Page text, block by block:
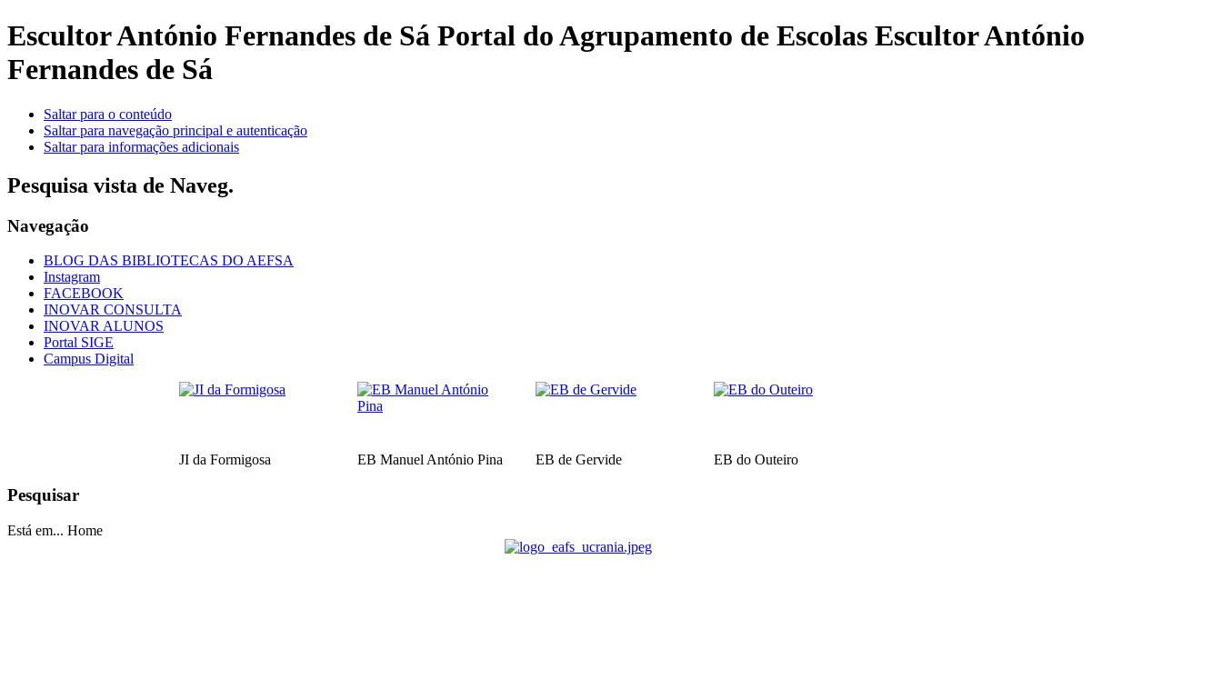
Escultor António Fernandes de Sá Portal do Agrupamento de Escolas Escultor António
Fernandes de Sá
Saltar para o conteúdo
Saltar para navegação principal e autenticação
Saltar para informações adicionais
Pesquisa vista de Naveg.
Navegação
BLOG DAS BIBLIOTECAS DO AEFSA
Instagram
FACEBOOK
INOVAR CONSULTA
INOVAR ALUNOS
Portal SIGE
Campus Digital
JI da Formigosa EB Manuel António Pina EB de Gervide EB do Outeiro
Pesquisar
Está em... Home